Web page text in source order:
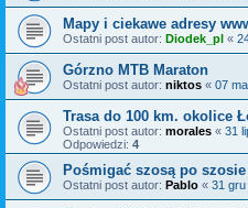
Mapy i ciekawe adresy
Ostatni post autor: Diodek_pl «
Górzno MTB Maraton
Ostatni post autor: niktos « 07
Trasa do 100 km. okolice
Ostatni post autor: morales « 31
Odpowiedzi: 4
Pośmigać szosą po
Ostatni post autor: Pablo « 31 gru